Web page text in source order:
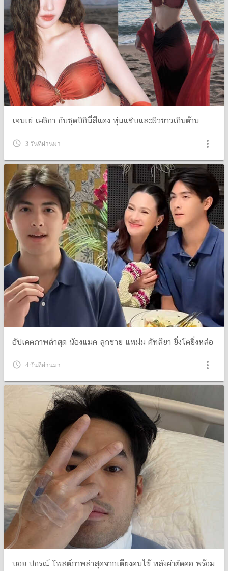
เจนเย่ เมธิกา กับชุดบิกินี่สีแดง หุ่นแซ่บและผิวขาวเกินต้าน
query_builder 3 วันที่ผ่านมา more_vert
อัปเดตภาพล่าสุด น้องแมค ลูกชาย แหม่ม คัทลียา ยิ่งโตยิ่งหล่อ
query_builder 4 วันที่ผ่านมา more_vert
บอย ปกรณ์ โพสต์ภาพล่าสุดจากเตียงคนไข้ หลังผ่าตัดคอ พร้อม